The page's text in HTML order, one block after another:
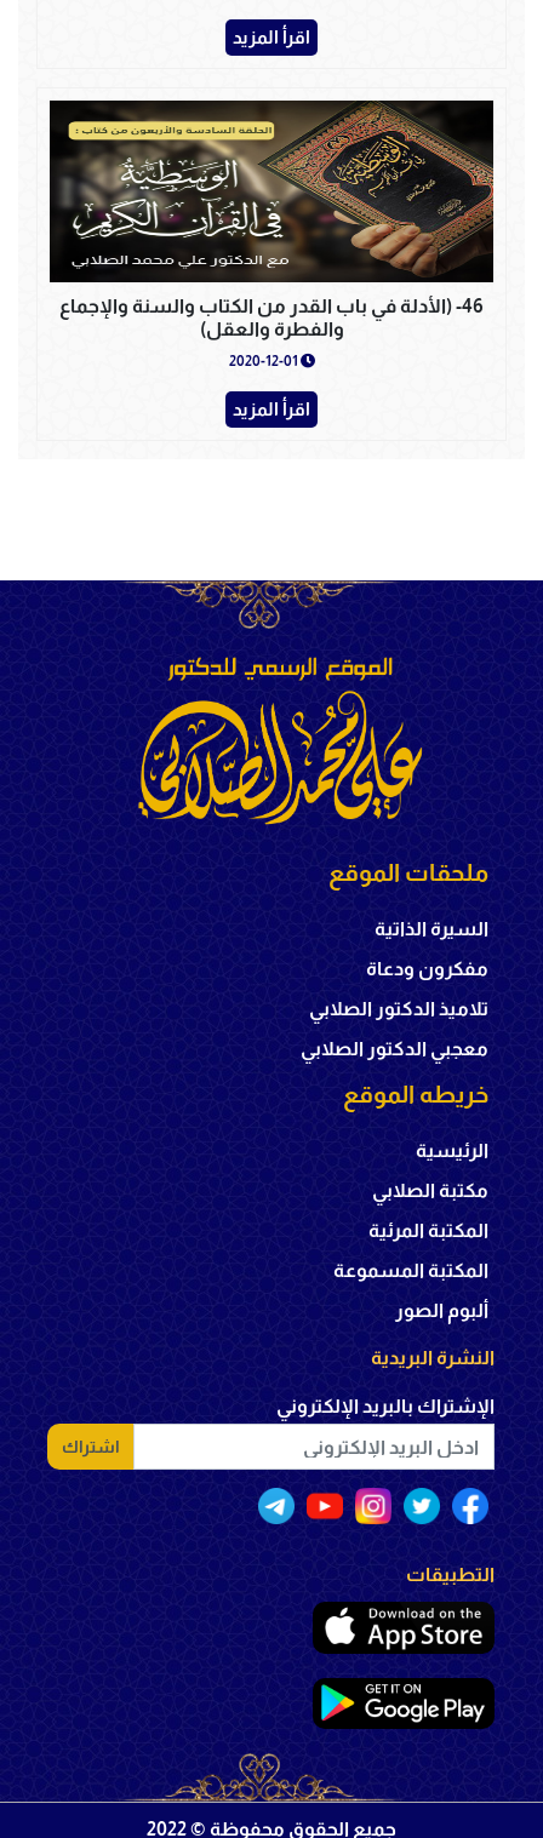
اقرأ المزيد
46- (الأدلة في باب القدر من الكتاب والسنة والإجماع
والفطرة والعقل)
اقرأ المزيد
ملحقات الموقع
السيرة الذاتية
مفكرون ودعاة
تلاميذ الدكتور الصلابي
معجبي الدكتور الصلابي
خريطه الموقع
الرئيسية
مكتبة الصلابي
المكتبة المرئية
المكتبة المسموعة
ألبوم الصور
النشرة البريدية
الإشتراك بالبريد الإلكتروني
اشتراك
التطبيقات
جميع الحقوق محفوظة © 2022